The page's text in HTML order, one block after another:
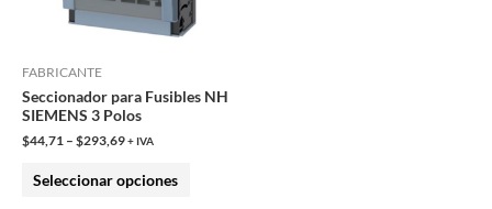
FABRICANTE
Seccionador para Fusibles NH
SIEMENS 3 Polos
$44,71 – $293,69+ IVA
Seleccionar opciones
opciones
elegir